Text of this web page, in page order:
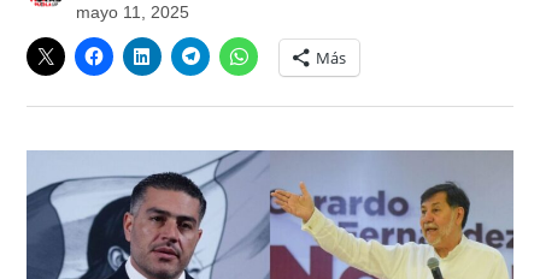
mayo 11, 2025
Más